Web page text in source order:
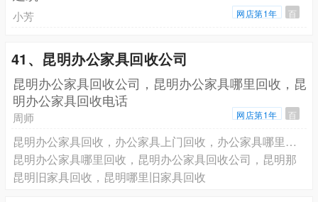
小芳 网店第1年 百
41、昆明办公家具回收公司
昆明办公家具回收公司，昆明办公家具哪里回收，昆
明办公家具回收电话
周师 网店第1年 百
昆明办公家具回收，办公家具上门回收，办公家具哪里回收
昆明办公家具哪里回收，昆明办公家具回收公司，昆明那
昆明旧家具回收，昆明哪里旧家具回收